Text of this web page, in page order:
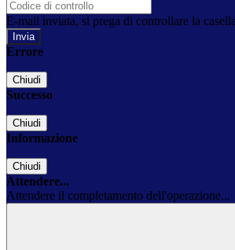
E-mail inviata, si prega di controllare la
Errore
Chiudi
Successo
Chiudi
Informazione
Chiudi
Attendere...
Attendere il completamento dell'operazione...